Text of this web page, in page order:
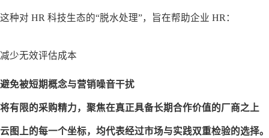
这种对 HR 科技生态的“脱水处理”，旨在帮助企业 HR：
减少无效评估成本
避免被短期概念与营销噪音干扰
将有限的采购精力，聚焦在真正具备长期合作价值的厂商之上
云图上的每一个坐标，均代表经过市场与实践双重检验的选择。